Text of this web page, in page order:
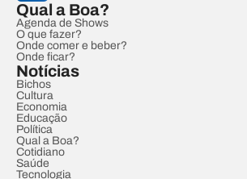
Qual a Boa?
Agenda de Shows
O que fazer?
Onde comer e beber?
Onde ficar?
Notícias
Bichos
Cultura
Economia
Educação
Política
Qual a Boa?
Cotidiano
Saúde
Tecnologia